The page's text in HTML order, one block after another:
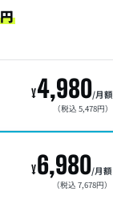
4,980/月額
（税込 5,478円）
6,980/月額
（税込 7,678円）